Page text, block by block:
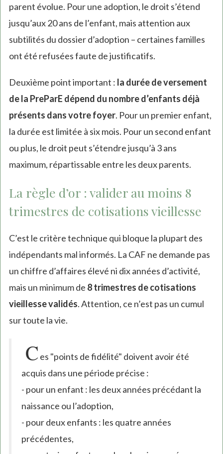
parent évolue. Pour une adoption, le droit s’étend
jusqu’aux 20 ans de l’enfant, mais attention aux
subtilités du dossier d’adoption – certaines familles
ont été refusées faute de justificatifs.
Deuxième point important : la durée de versement
de la PreParE dépend du nombre d’enfants déjà
présents dans votre foyer. Pour un premier enfant,
la durée est limitée à six mois. Pour un second enfant
ou plus, le droit peut s’étendre jusqu’à 3 ans
maximum, répartissable entre les deux parents.
La règle d’or : valider au moins 8
trimestres de cotisations vieillesse
C’est le critère technique qui bloque la plupart des
indépendants mal informés. La CAF ne demande pas
un chiffre d’affaires élevé ni dix années d’activité,
mais un minimum de 8 trimestres de cotisations
vieillesse validés. Attention, ce n’est pas un cumul
sur toute la vie.
C es "points de fidélité" doivent avoir été
acquis dans une période précise :
- pour un enfant : les deux années précédant la
naissance ou l’adoption,
- pour deux enfants : les quatre années
précédentes,